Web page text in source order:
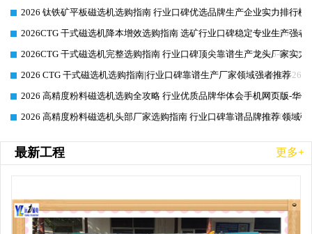
2026-06-26
2026 钛铁矿平板磁选机选购指南 行业口碑优选品牌生产企业实力排行榜
2026-06-26
2026CTG 干式磁选机降本增效选购指南 选矿行业口碑稳定专业生产强者
2026-06-26
2026CTG 干式磁选机完整选购指南 行业口碑顶尖靠谱生产龙头厂家实力
2026-06-26
2026 CTG 干式磁选机选购指南|行业口碑靠谱生产厂家领域强者推荐
2026-06-26
2026 高精度粉料磁选机选购全攻略 行业优质品牌华体会手机网页版-华
2026-06-26
2026 高精度粉料磁选机头部厂家选购指南 行业口碑靠谱品牌推荐 领域
最新工程 更多+